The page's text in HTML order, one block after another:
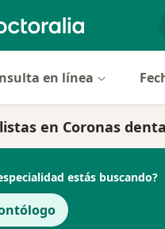
en línea
en Coronas
estás buscando?